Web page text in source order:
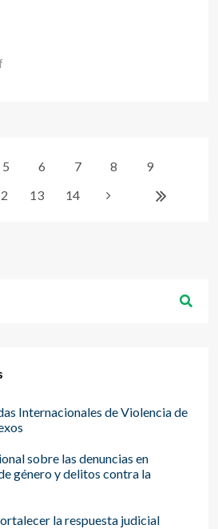
5 6 7 8
9
13 14
Internacionales de Violencia de
sobre las denuncias en
género y delitos contra la
la respuesta judicial